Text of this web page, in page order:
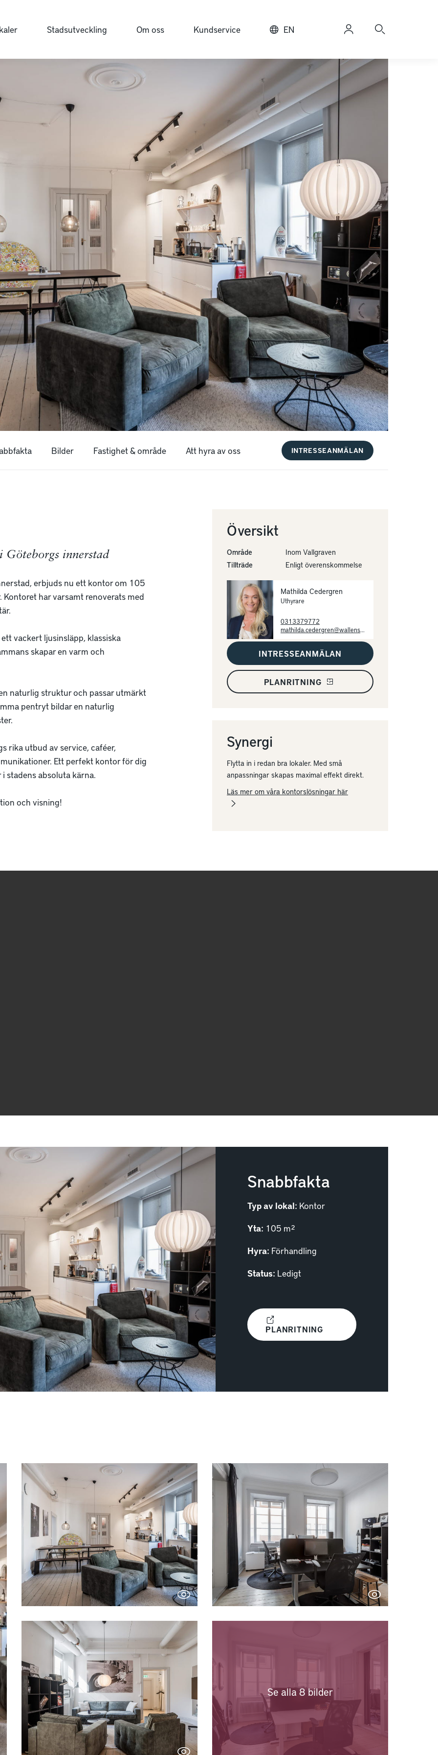
Stadsutveckling Om oss Kundservice EN
Bilder Fastighet & område Att hyra av oss INTRESSEANMÄLAN
innerstad
erbjuds nu ett kontor om 105
har varsamt renoverats med
vackert ljusinsläpp, klassiska
skapar en varm och
naturlig struktur och passar utmärkt
pentryt bildar en naturlig
rika utbud av service, caféer,
Ett perfekt kontor för dig
stadens absoluta kärna.
och visning!
Översikt
Område
Inom Vallgraven
Tillträde
Enligt överenskommelse
Mathilda Cedergren
Uthyrare
0313379772
mathilda.cedergren@wallenstam.se
INTRESSEANMÄLAN
PLANRITNING
Synergi
Flytta in i redan bra lokaler. Med små
anpassningar skapas maximal effekt direkt.
Läs mer om våra kontorslösningar här
Snabbfakta
Typ av lokal: Kontor
Yta: 105 m²
Hyra: Förhandling
Status: Ledigt
PLANRITNING
Se alla 8 bilder